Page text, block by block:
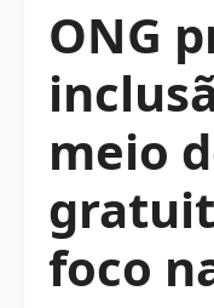
ONG
meio
foco